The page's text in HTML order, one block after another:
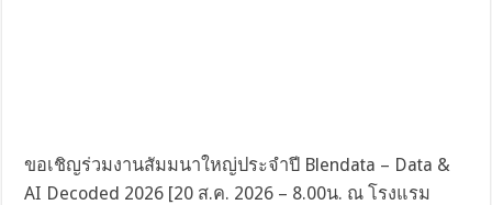
ขอเชิญร่วมงานสัมมนาใหญ่ประจำปี Blendata – Data &
AI Decoded 2026 [20 ส.ค. 2026 – 8.00น. ณ โรงแรม